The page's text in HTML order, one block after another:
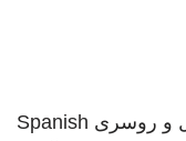
و روسری Spanish